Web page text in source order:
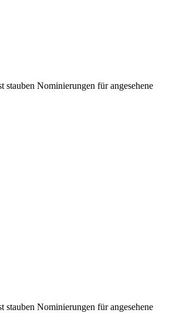
Nominierungen für angesehene
Nominierungen für angesehene